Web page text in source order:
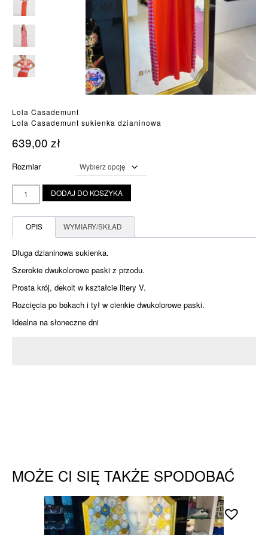
Lola Casademunt
Lola Casademunt sukienka dzianinowa
639,00 zł
Rozmiar
ilość
Lola
sukienka
dzianinowa
DODAJ DO KOSZYKA
OPIS WYMIARY/SKŁAD
Długa dzianinowa sukienka.
Szerokie dwukolorowe paski z przodu.
Prosta krój, dekolt w kształcie litery V.
Rozcięcia po bokach i tył w cienkie dwukolorowe paski.
Idealna na słoneczne dni
MOŻE CI SIĘ TAKŻE SPODOBAĆ